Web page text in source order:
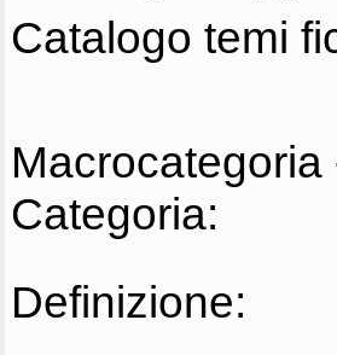
Catalogo temi
Macrocategoria
Categoria:
Definizione: